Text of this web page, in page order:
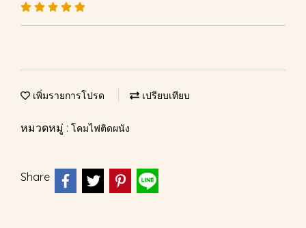
เพิ่มรายการโปรด เปรียบเทียบ
หมวดหมู่ : โคมไฟติดผนัง
Share